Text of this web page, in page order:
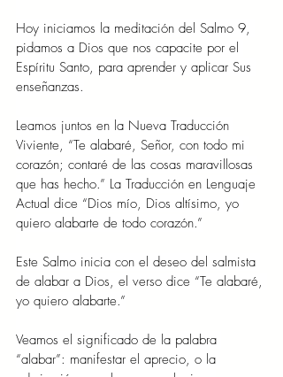
Hoy iniciamos la meditación del Salmo 9,
pidamos a Dios que nos capacite por el
Espíritu Santo, para aprender y aplicar Sus
enseñanzas.
Leamos juntos en la Nueva Traducción
Viviente, “Te alabaré, Señor, con todo mi
corazón; contaré de las cosas maravillosas
que has hecho.” La Traducción en Lenguaje
Actual dice “Dios mío, Dios altísimo, yo
quiero alabarte de todo corazón.”
Este Salmo inicia con el deseo del salmista
de alabar a Dios, el verso dice “Te alabaré,
yo quiero alabarte.”
Veamos el significado de la palabra
“alabar”: manifestar el aprecio, o la